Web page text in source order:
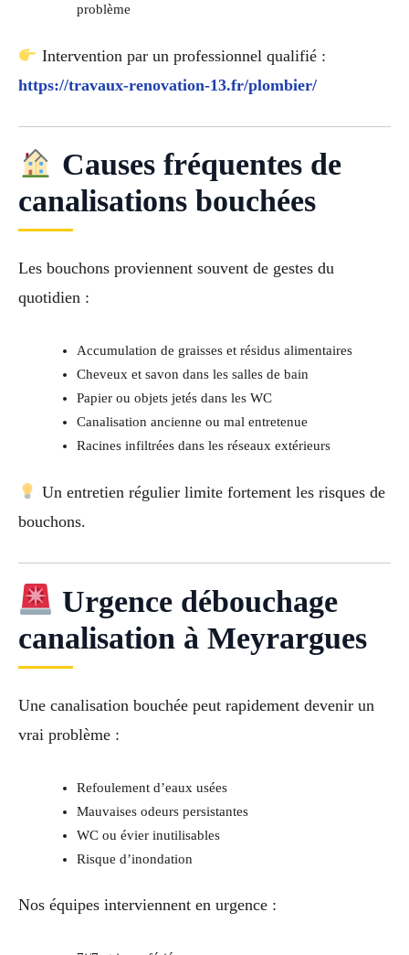
problème
Intervention par un professionnel qualifié :
https://travaux-renovation-13.fr/plombier/
Causes fréquentes de
canalisations bouchées
Les bouchons proviennent souvent de gestes du
quotidien :
Accumulation de graisses et résidus alimentaires
Cheveux et savon dans les salles de bain
Papier ou objets jetés dans les WC
Canalisation ancienne ou mal entretenue
Racines infiltrées dans les réseaux extérieurs
Un entretien régulier limite fortement les risques de
bouchons.
Urgence débouchage
canalisation à Meyrargues
Une canalisation bouchée peut rapidement devenir un
vrai problème :
Refoulement d’eaux usées
Mauvaises odeurs persistantes
WC ou évier inutilisables
Risque d’inondation
Nos équipes interviennent en urgence :